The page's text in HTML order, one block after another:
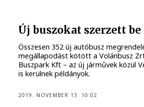
Új buszokat szerzett be
Összesen 352 új autóbusz
megállapodást kötött a Volánbusz
Buszpark Kft – az új járművek közül
is kerülnek példányok.
2019. NOVEMBER 13. 10:02